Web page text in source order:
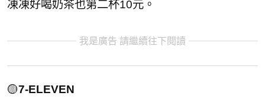
凍凍好喝奶茶也第二杯10元。
我是廣告 請繼續往下閱讀
🟡7-ELEVEN